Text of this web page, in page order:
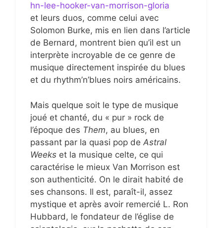
hn-lee-hooker-van-morrison-gloria
et leurs duos, comme celui avec
Solomon Burke, mis en lien dans l’article
de Bernard, montrent bien qu’il est un
interprète incroyable de ce genre de
musique directement inspirée du blues
et du rhythm’n’blues noirs américains.
Mais quelque soit le type de musique
joué et chanté, du « pur » rock de
l’époque des Them, au blues, en
passant par la quasi pop de Astral
Weeks et la musique celte, ce qui
caractérise le mieux Van Morrison est
son authenticité. On le dirait habité de
ses chansons. Il est, paraît-il, assez
mystique et après avoir remercié L. Ron
Hubbard, le fondateur de l’église de